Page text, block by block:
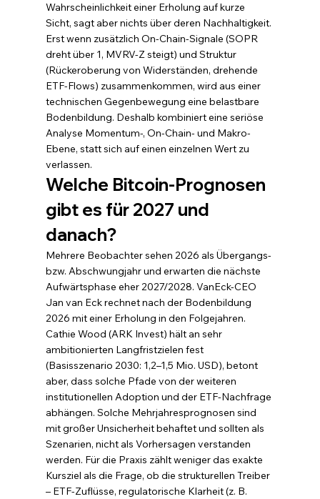
Wahrscheinlichkeit einer Erholung auf kurze
Sicht, sagt aber nichts über deren Nachhaltigkeit.
Erst wenn zusätzlich On-Chain-Signale (SOPR
dreht über 1, MVRV-Z steigt) und Struktur
(Rückeroberung von Widerständen, drehende
ETF-Flows) zusammenkommen, wird aus einer
technischen Gegenbewegung eine belastbare
Bodenbildung. Deshalb kombiniert eine seriöse
Analyse Momentum-, On-Chain- und Makro-
Ebene, statt sich auf einen einzelnen Wert zu
verlassen.
Welche Bitcoin-Prognosen
gibt es für 2027 und
danach?
Mehrere Beobachter sehen 2026 als Übergangs-
bzw. Abschwungjahr und erwarten die nächste
Aufwärtsphase eher 2027/2028. VanEck-CEO
Jan van Eck rechnet nach der Bodenbildung
2026 mit einer Erholung in den Folgejahren.
Cathie Wood (ARK Invest) hält an sehr
ambitionierten Langfristzielen fest
(Basisszenario 2030: 1,2–1,5 Mio. USD), betont
aber, dass solche Pfade von der weiteren
institutionellen Adoption und der ETF-Nachfrage
abhängen. Solche Mehrjahresprognosen sind
mit großer Unsicherheit behaftet und sollten als
Szenarien, nicht als Vorhersagen verstanden
werden. Für die Praxis zählt weniger das exakte
Kursziel als die Frage, ob die strukturellen Treiber
– ETF-Zuflüsse, regulatorische Klarheit (z. B.